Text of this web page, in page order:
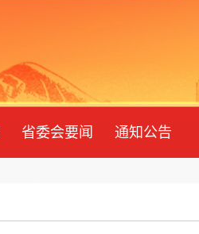
省委会要闻 通知公告